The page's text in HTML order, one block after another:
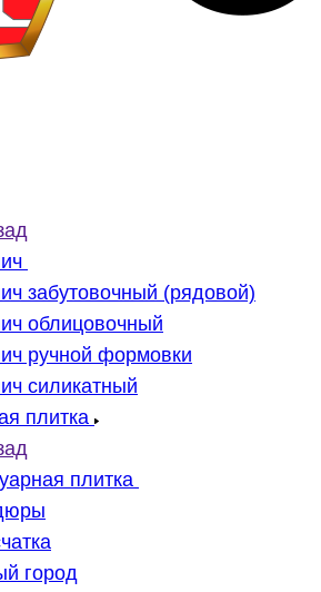
забутовочный (рядовой)
облицовочный
ручной формовки
силикатный
плитка
плитка
город